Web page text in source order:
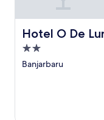
Hotel O De
Hotel O De Luna
Properti
bintang
Banjarbaru